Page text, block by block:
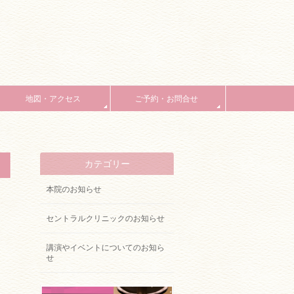
地図・アクセス ご予約・お問合せ
カテゴリー
本院のお知らせ
セントラルクリニックのお知らせ
講演やイベントについてのお知ら
せ